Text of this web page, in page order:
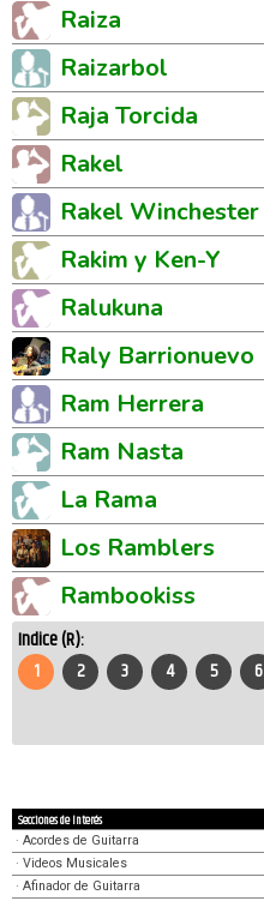
Raiza
Raizarbol
Raja Torcida
Rakel
Rakel Winchester
Rakim y Ken-Y
Ralukuna
Raly Barrionuevo
Ram Herrera
Ram Nasta
La Rama
Los Ramblers
Rambookiss
Indice (R):
1 2 3 4 5 6
Secciones de Interés
· Acordes de Guitarra
· Videos Musicales
· Afinador de Guitarra